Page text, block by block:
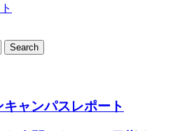
キャンパスレポート